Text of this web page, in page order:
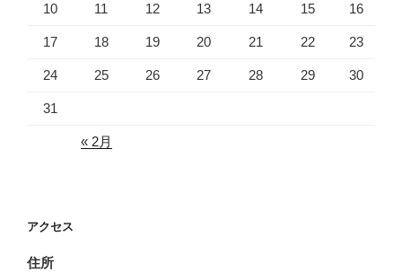
10 11 12 13 14 15 16
17 18 19 20 21 22 23
24 25 26 27 28 29 30
31
« 2月
アクセス
住所